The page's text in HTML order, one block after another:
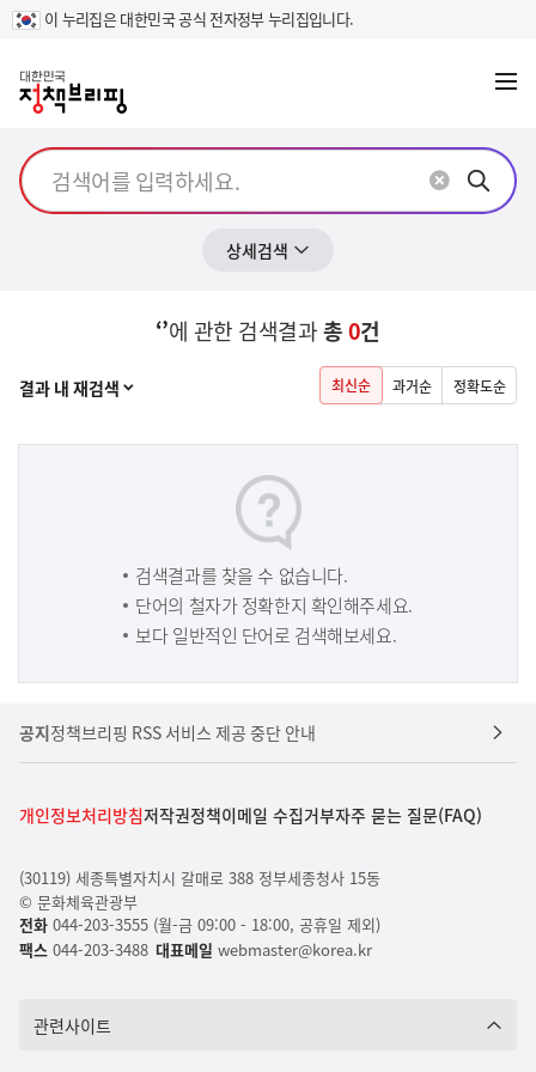
이 누리집은 대한민국 공식 전자정부 누리집입니다.
메
상세검색 열기
‘’에 관한 검색결과총0건
결과 내 재검색 열기 최신순 과거순 정확도순
검색결과를 찾을 수 없습니다.
단어의 철자가 정확한지 확인해주세요.
보다 일반적인 단어로 검색해보세요.
공지정책브리핑 RSS 서비스 제공 중단 안내
개인정보처리방침저작권정책이메일 수집거부자주 묻는 질문(FAQ)
(30119) 세종특별자치시 갈매로 388 정부세종청사 15동
© 문화체육관광부
전화 044-203-3555 (월-금 09:00 - 18:00, 공휴일 제외)
팩스 044-203-3488 대표메일 webmaster@korea.kr
관련사이트